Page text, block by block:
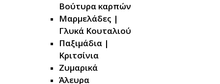
Βούτυρα καρπών
Μαρμελάδες |
Γλυκά Κουταλιού
Παξιμάδια |
Κριτσίνια
Ζυμαρικά
Άλευρα